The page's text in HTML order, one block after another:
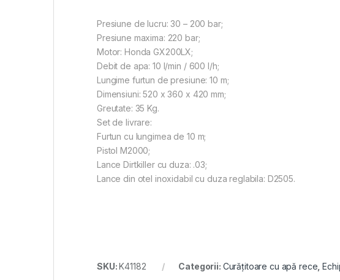
Presiune de lucru: 30 – 200 bar;
Presiune maxima: 220 bar;
Motor: Honda GX200LX;
Debit de apa: 10 l/min / 600 l/h;
Lungime furtun de presiune: 10 m;
Dimensiuni: 520 x 360 x 420 mm;
Greutate: 35 Kg.
Set de livrare:
Furtun cu lungimea de 10 m;
Pistol M2000;
Lance Dirtkiller cu duza: .03;
Lance din otel inoxidabil cu duza reglabila: D2505.
SKU:K41182 Categorii: Curățitoare cu apă rece ,